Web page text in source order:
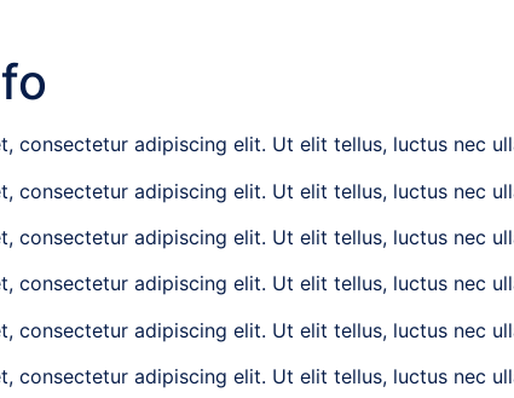
e
(ITPS)
consectetur adipiscing elit. Ut elit tellus, luctus nec
consectetur adipiscing elit. Ut elit tellus, luctus nec
consectetur adipiscing elit. Ut elit tellus, luctus nec
consectetur adipiscing elit. Ut elit tellus, luctus nec
consectetur adipiscing elit. Ut elit tellus, luctus nec
consectetur adipiscing elit. Ut elit tellus, luctus nec